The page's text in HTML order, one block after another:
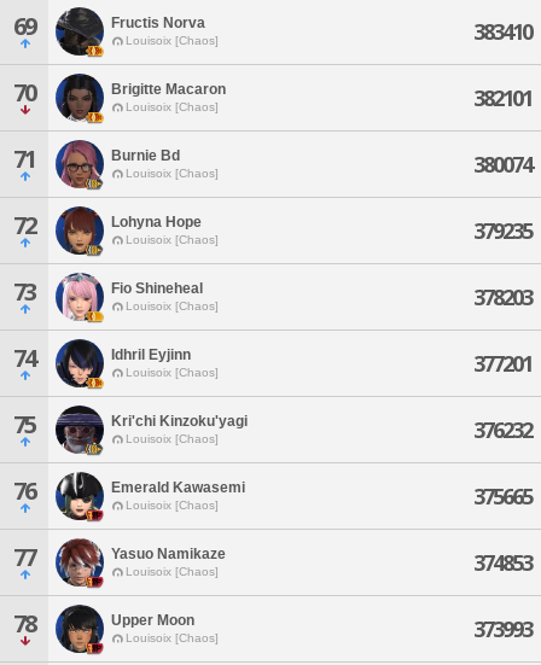
69 Fructis Norva
Louisoix [Chaos] 383410
70 Brigitte Macaron
Louisoix [Chaos] 382101
71 Burnie Bd
Louisoix [Chaos] 380074
72 Lohyna Hope
Louisoix [Chaos] 379235
73 Fio Shineheal
Louisoix [Chaos] 378203
74 Idhril Eyjinn
Louisoix [Chaos] 377201
75 Kri'chi Kinzoku'yagi
Louisoix [Chaos] 376232
76 Emerald Kawasemi
Louisoix [Chaos] 375665
77 Yasuo Namikaze
Louisoix [Chaos] 374853
78 Upper Moon
Louisoix [Chaos] 373993